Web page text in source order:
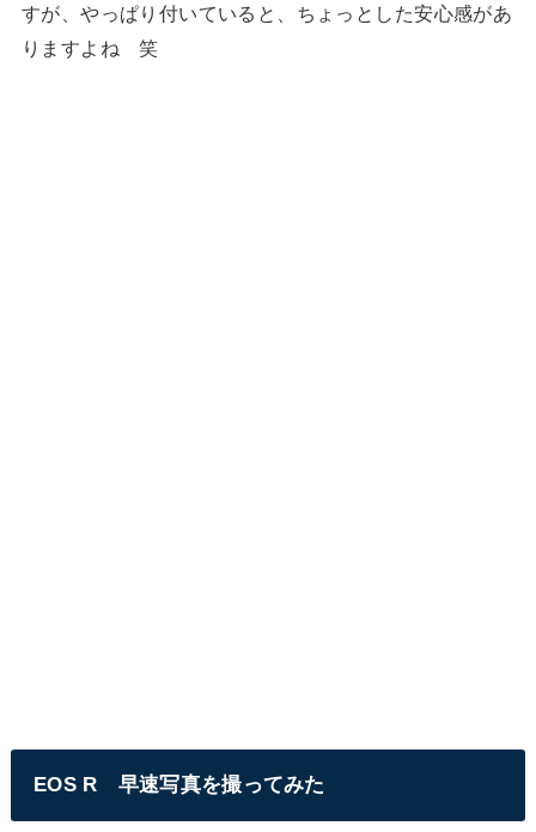
すが、やっぱり付いていると、ちょっとした安心感があ
りますよね 笑
EOS R 早速写真を撮ってみた